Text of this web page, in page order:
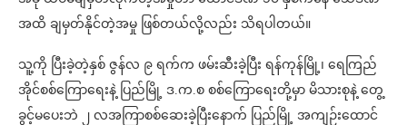
အထိ ချမှတ်နိုင်တဲ့အမှု ဖြစ်တယ်လို့လည်း သိရပါတယ်။
သူ့ကို ပြီးခဲ့တဲ့နှစ် ဇွန်လ ၉ ရက်က ဖမ်းဆီးခဲ့ပြီး ရန်ကုန်မြို့၊ ရေကြည်
အိုင်စစ်ကြောရေးနဲ့ ပြည်မြို့ ဒ.က.စ စစ်ကြောရေးတို့မှာ မိသားစုနဲ့ တွေ့
ခွင့်မပေးဘဲ ၂ လအကြာစစ်ဆေးခဲ့ပြီးနောက် ပြည်မြို့ အကျဉ်းထောင်